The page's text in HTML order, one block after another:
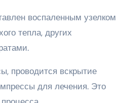
воспаленным
тепла, других
проводится вскрытие
для лечения. Это